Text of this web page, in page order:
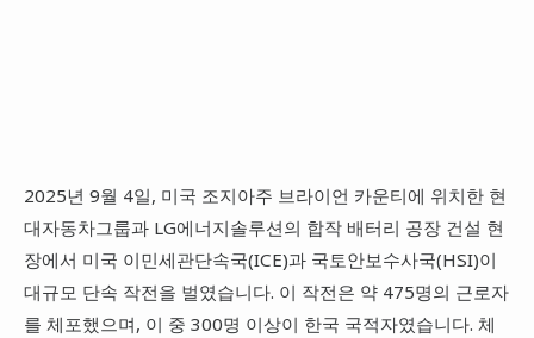
2025년 9월 4일, 미국 조지아주 브라이언 카운티에 위치한 현
대자동차그룹과 LG에너지솔루션의 합작 배터리 공장 건설 현
장에서 미국 이민세관단속국(ICE)과 국토안보수사국(HSI)이
대규모 단속 작전을 벌였습니다. 이 작전은 약 475명의 근로자
를 체포했으며, 이 중 300명 이상이 한국 국적자였습니다. 체